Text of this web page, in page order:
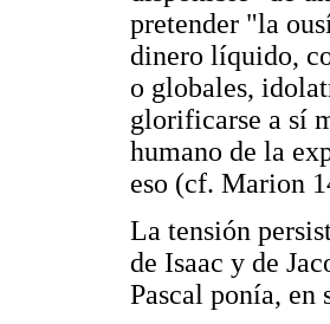
pretender "la
dinero líquido,
o globales,
glorificarse a sí
humano de la
eso (cf. Marion
La tensión
de Isaac y de
Pascal ponía, en